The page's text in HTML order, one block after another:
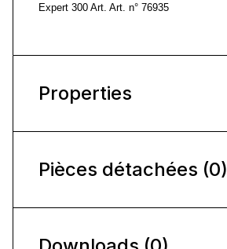
Expert 300 Art. Art. n° 76935
Properties
Pièces détachées (0)